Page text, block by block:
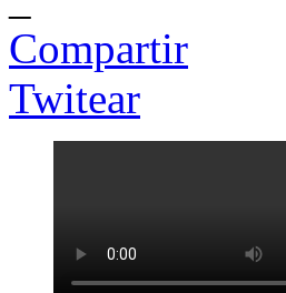
Compartir
Twitear